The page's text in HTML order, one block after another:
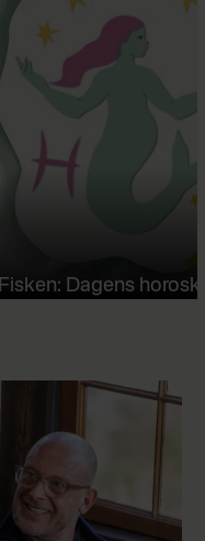
Fisken: Dagens